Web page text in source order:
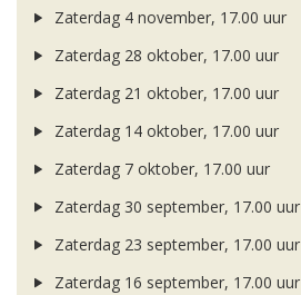
Zaterdag 4 november, 17.00 uur
Zaterdag 28 oktober, 17.00 uur
Zaterdag 21 oktober, 17.00 uur
Zaterdag 14 oktober, 17.00 uur
Zaterdag 7 oktober, 17.00 uur
Zaterdag 30 september, 17.00 uur
Zaterdag 23 september, 17.00 uur
Zaterdag 16 september, 17.00 uur